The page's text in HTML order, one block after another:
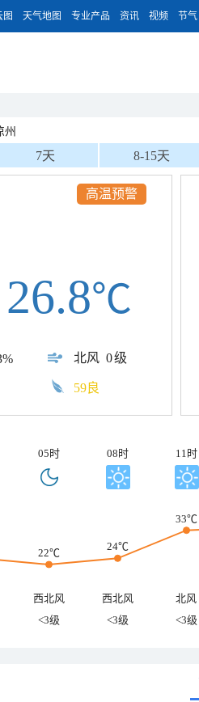
图 天气地图 专业产品 资讯 视频 节气
州
7天 8-15天
北风 0级
26.8℃
59良
高温预警
05时 08时 11时
22℃
24℃
33℃
西北风 西北风
北风
<3级 <3级 <3级